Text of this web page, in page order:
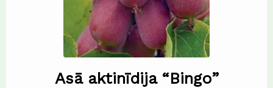
Asā aktinīdija “Bingo”